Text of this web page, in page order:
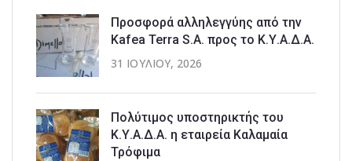
Προσφορά αλληλεγγύης από την
Kafea Terra S.A. προς το Κ.Υ.Α.Δ.Α.
31 ΙΟΥΛΊΟΥ, 2026
Πολύτιμος υποστηρικτής του
Κ.Υ.Α.Δ.Α. η εταιρεία Καλαμαία
Τρόφιμα